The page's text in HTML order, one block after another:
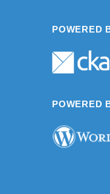
POWERED
POWERED